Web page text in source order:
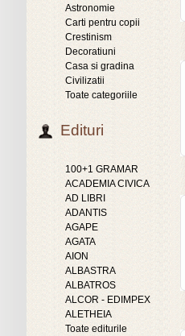
Astronomie
Carti pentru copii
Crestinism
Decoratiuni
Casa si gradina
Civilizatii
Toate categoriile
Edituri
100+1 GRAMAR
ACADEMIA CIVICA
AD LIBRI
ADANTIS
AGAPE
AGATA
AION
ALBASTRA
ALBATROS
ALCOR - EDIMPEX
ALETHEIA
Toate editurile